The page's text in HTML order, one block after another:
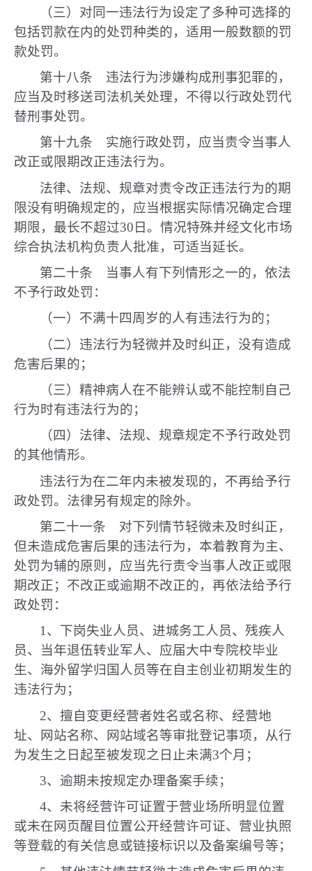
（三）对同一违法行为设定了多种可选择的
包括罚款在内的处罚种类的，适用一般数额的罚
款处罚。
第十八条 违法行为涉嫌构成刑事犯罪的，
应当及时移送司法机关处理，不得以行政处罚代
替刑事处罚。
第十九条 实施行政处罚，应当责令当事人
改正或限期改正违法行为。
法律、法规、规章对责令改正违法行为的期
限没有明确规定的，应当根据实际情况确定合理
期限，最长不超过30日。情况特殊并经文化市场
综合执法机构负责人批准，可适当延长。
第二十条 当事人有下列情形之一的，依法
不予行政处罚：
（一）不满十四周岁的人有违法行为的；
（二）违法行为轻微并及时纠正，没有造成
危害后果的；
（三）精神病人在不能辨认或不能控制自己
行为时有违法行为的；
（四）法律、法规、规章规定不予行政处罚
的其他情形。
违法行为在二年内未被发现的，不再给予行
政处罚。法律另有规定的除外。
第二十一条 对下列情节轻微未及时纠正，
但未造成危害后果的违法行为，本着教育为主、
处罚为辅的原则，应当先行责令当事人改正或限
期改正；不改正或逾期不改正的，再依法给予行
政处罚：
1、下岗失业人员、进城务工人员、残疾人
员、当年退伍转业军人、应届大中专院校毕业
生、海外留学归国人员等在自主创业初期发生的
违法行为；
2、擅自变更经营者姓名或名称、经营地
址、网站名称、网站域名等审批登记事项，从行
为发生之日起至被发现之日止未满3个月；
3、逾期未按规定办理备案手续；
4、未将经营许可证置于营业场所明显位置
或未在网页醒目位置公开经营许可证、营业执照
等登载的有关信息或链接标识以及备案编号等；